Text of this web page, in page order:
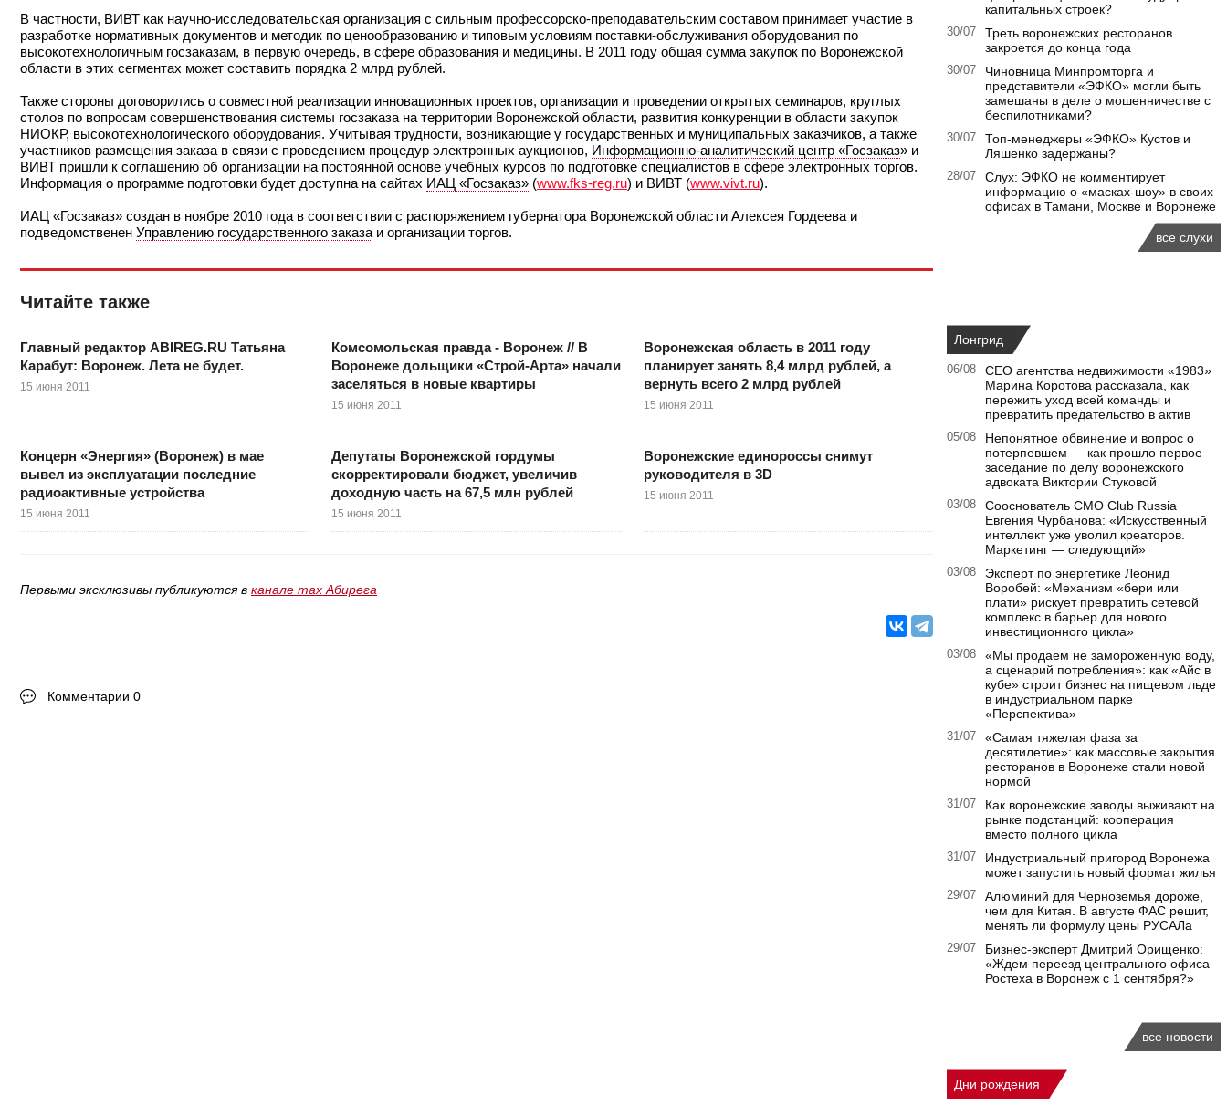
В частности, ВИВТ как научно-исследовательская организация с сильным профессорско-преподавательским составом принимает участие в
разработке нормативных документов и методик по ценообразованию и типовым условиям поставки-обслуживания оборудования по
высокотехнологичным госзаказам, в первую очередь, в сфере образования и медицины. В 2011 году общая сумма закупок по Воронежской
области в этих сегментах может составить порядка 2 млрд рублей.
Также стороны договорились о совместной реализации инновационных проектов, организации и проведении открытых семинаров, круглых
столов по вопросам совершенствования системы госзаказа на территории Воронежской области, развития конкуренции в области закупок
НИОКР, высокотехнологического оборудования. Учитывая трудности, возникающие у государственных и муниципальных заказчиков, а также
участников размещения заказа в связи с проведением процедур электронных аукционов, Информационно-аналитический центр «Госзаказ» и
ВИВТ пришли к соглашению об организации на постоянной основе учебных курсов по подготовке специалистов в сфере электронных торгов.
Информация о программе подготовки будет доступна на сайтах ИАЦ «Госзаказ» (www.fks-reg.ru) и ВИВТ (www.vivt.ru).
ИАЦ «Госзаказ» создан в ноябре 2010 года в соответствии с распоряжением губернатора Воронежской области Алексея Гордеева и
подведомственен Управлению государственного заказа и организации торгов.
Читайте также
Главный редактор ABIREG.RU Татьяна
Карабут: Воронеж. Лета не будет.
15 июня 2011
Комсомольская правда - Воронеж // В
Воронеже дольщики «Строй-Арта» начали
заселяться в новые квартиры
15 июня 2011
Воронежская область в 2011 году
планирует занять 8,4 млрд рублей, а
вернуть всего 2 млрд рублей
15 июня 2011
Концерн «Энергия» (Воронеж) в мае
вывел из эксплуатации последние
радиоактивные устройства
15 июня 2011
Депутаты Воронежской гордумы
скорректировали бюджет, увеличив
доходную часть на 67,5 млн рублей
15 июня 2011
Воронежские единороссы снимут
руководителя в 3D
15 июня 2011
Первыми эксклюзивы публикуются в канале max Абирега
Комментарии 0
капитальных строек?
30/07
Треть воронежских ресторанов
закроется до конца года
30/07
Чиновница Минпромторга и
представители «ЭФКО» могли быть
замешаны в деле о мошенничестве с
беспилотниками?
30/07
Топ-менеджеры «ЭФКО» Кустов и
Ляшенко задержаны?
28/07
Слух: ЭФКО не комментирует
информацию о «масках-шоу» в своих
офисах в Тамани, Москве и Воронеже
все слухи
Лонгрид
06/08
CEO агентства недвижимости «1983»
Марина Коротова рассказала, как
пережить уход всей команды и
превратить предательство в актив
05/08
Непонятное обвинение и вопрос о
потерпевшем — как прошло первое
заседание по делу воронежского
адвоката Виктории Стуковой
03/08
Сооснователь CMO Club Russia
Евгения Чурбанова: «Искусственный
интеллект уже уволил креаторов.
Маркетинг — следующий»
03/08
Эксперт по энергетике Леонид
Воробей: «Механизм «бери или
плати» рискует превратить сетевой
комплекс в барьер для нового
инвестиционного цикла»
03/08
«Мы продаем не замороженную воду,
а сценарий потребления»: как «Айс в
кубе» строит бизнес на пищевом льде
в индустриальном парке
«Перспектива»
31/07
«Самая тяжелая фаза за
десятилетие»: как массовые закрытия
ресторанов в Воронеже стали новой
нормой
31/07
Как воронежские заводы выживают на
рынке подстанций: кооперация
вместо полного цикла
31/07
Индустриальный пригород Воронежа
может запустить новый формат жилья
29/07
Алюминий для Черноземья дороже,
чем для Китая. В августе ФАС решит,
менять ли формулу цены РУСАЛа
29/07
Бизнес-эксперт Дмитрий Орищенко:
«Ждем переезд центрального офиса
Ростеха в Воронеж с 1 сентября?»
все новости
Дни рождения